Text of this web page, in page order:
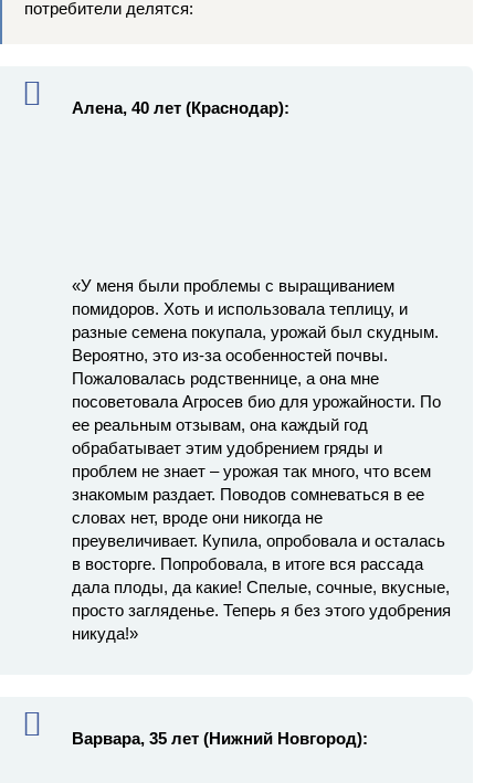
потребители делятся:
Алена, 40 лет (Краснодар):
«У меня были проблемы с выращиванием
помидоров. Хоть и использовала теплицу, и
разные семена покупала, урожай был скудным.
Вероятно, это из-за особенностей почвы.
Пожаловалась родственнице, а она мне
посоветовала Агросев био для урожайности. По
ее реальным отзывам, она каждый год
обрабатывает этим удобрением гряды и
проблем не знает – урожая так много, что всем
знакомым раздает. Поводов сомневаться в ее
словах нет, вроде они никогда не
преувеличивает. Купила, опробовала и осталась
в восторге. Попробовала, в итоге вся рассада
дала плоды, да какие! Спелые, сочные, вкусные,
просто загляденье. Теперь я без этого удобрения
никуда!»
Варвара, 35 лет (Нижний Новгород):